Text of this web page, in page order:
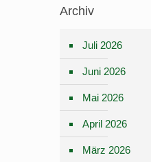
Archiv
Juli 2026
Juni 2026
Mai 2026
April 2026
März 2026